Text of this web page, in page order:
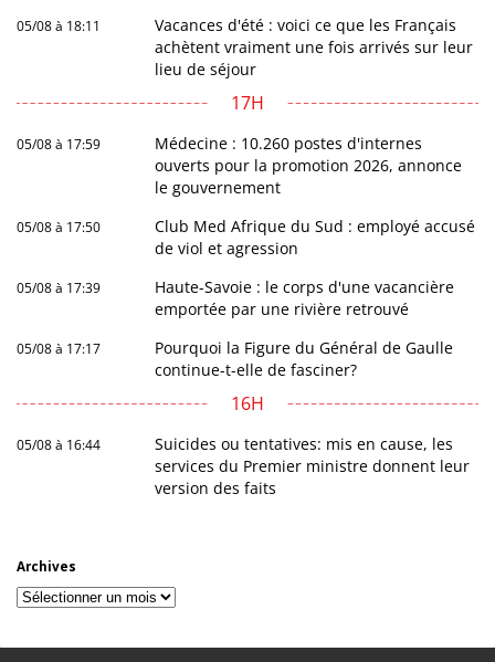
05/08 à 18:11
Vacances d'été : voici ce que les Français
achètent vraiment une fois arrivés sur leur
lieu de séjour
17H
05/08 à 17:59
Médecine : 10.260 postes d'internes
ouverts pour la promotion 2026, annonce
le gouvernement
05/08 à 17:50
Club Med Afrique du Sud : employé accusé
de viol et agression
05/08 à 17:39
Haute-Savoie : le corps d'une vacancière
emportée par une rivière retrouvé
05/08 à 17:17
Pourquoi la Figure du Général de Gaulle
continue-t-elle de fasciner?
16H
05/08 à 16:44
Suicides ou tentatives: mis en cause, les
services du Premier ministre donnent leur
version des faits
Archives
Archives